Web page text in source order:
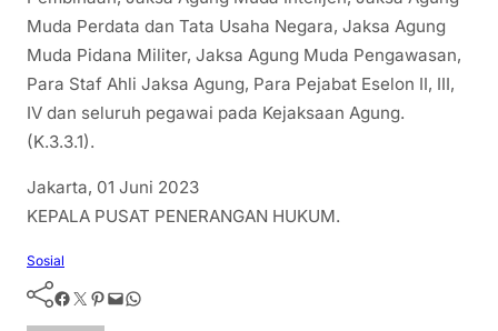
Muda Perdata dan Tata Usaha Negara, Jaksa Agung
Muda Pidana Militer, Jaksa Agung Muda Pengawasan,
Para Staf Ahli Jaksa Agung, Para Pejabat Eselon II, III,
IV dan seluruh pegawai pada Kejaksaan Agung.
(K.3.3.1).
Jakarta, 01 Juni 2023
KEPALA PUSAT PENERANGAN HUKUM.
Sosial
Facebook Twitter Pinterest Mail WhatsApp